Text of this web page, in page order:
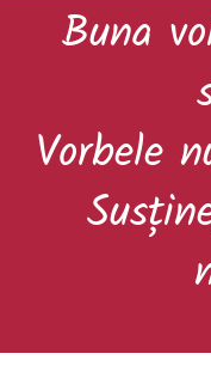
Buna
Vorbele